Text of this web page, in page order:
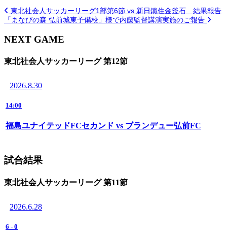
東北社会人サッカーリーグ1部第6節 vs 新日鐵住金釜石 結果報告
「まなびの森 弘前城東予備校」様で内藤監督講演実施のご報告
NEXT GAME
東北社会人サッカーリーグ 第12節
2026.8.30
14:00
福島ユナイテッドFCセカンド vs ブランデュー弘前FC
試合結果
東北社会人サッカーリーグ 第11節
2026.6.28
6 - 0